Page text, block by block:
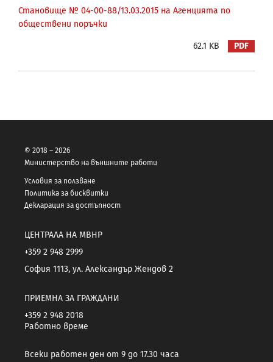
Становище № 04-00-88/13.03.2015 на Агенцията по
обществени поръчки
62.1 KB
© 2018 – 2026
Министерство на външните работи
Условия за ползване
Политика за бисквитки
Декларация за достъпност
ЦЕНТРАЛА НА МВНР
+359 2 948 2999
София 1113, ул. Александър Жендов 2
ПРИЕМНА ЗА ГРАЖДАНИ
+359 2 948 2018
Работно време
Всеки работен ден от 9 до 17.30 часа